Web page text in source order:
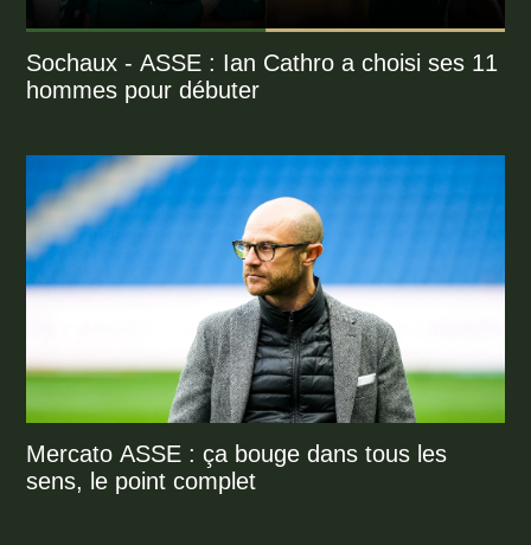
Sochaux - ASSE : Ian Cathro a choisi ses 11
hommes pour débuter
Mercato ASSE : ça bouge dans tous les
sens, le point complet